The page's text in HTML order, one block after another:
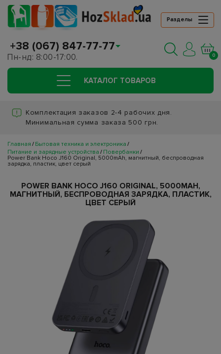
Разделы
+38 (067) 847-77-77
Пн-нд: 8:00-17:00. 0
КАТАЛОГ ТОВАРОВ
Комплектация заказов 2-4 рабочих дня.
Минимальная сумма заказа 500 грн.
Главная
Бытовая техника и электроника
Питание и зарядные устройства
Повербанки
Power Bank Hoco J160 Original, 5000mAh, магнитный, беспроводная
зарядка, пластик, цвет серый
POWER BANK HOCO J160 ORIGINAL, 5000MAH,
МАГНИТНЫЙ, БЕСПРОВОДНАЯ ЗАРЯДКА, ПЛАСТИК,
ЦВЕТ СЕРЫЙ